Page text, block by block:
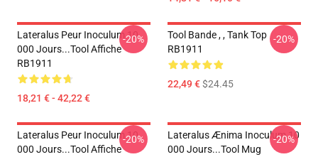
Lateralus Peur Inoculum 10
000 Jours...tool Affiche
RB1911
18,21 € - 42,22 €
-20%
Tool Bande , , Tank Top
RB1911
22,49 €$24.45
-20%
Lateralus Peur Inoculum 10
000 Jours...tool Affiche
-20%
Lateralus Ænima Inoculum 10
000 Jours...tool Mug
-20%